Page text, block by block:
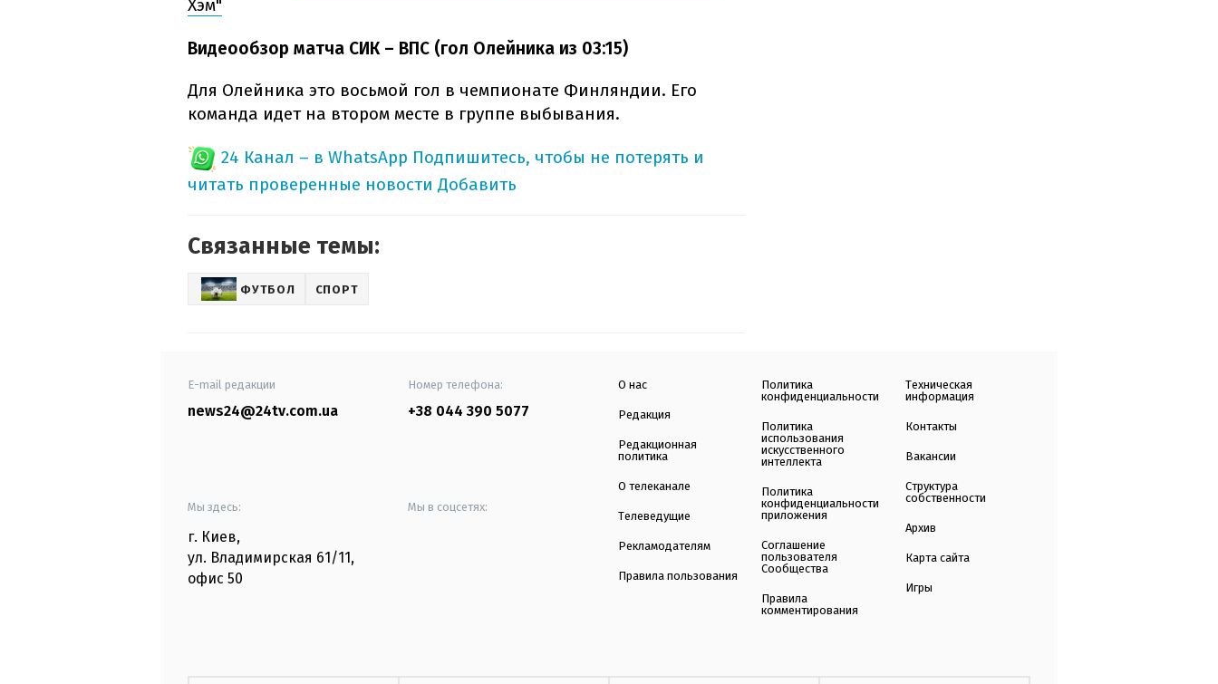
Хэм"
Видеообзор матча СИК – ВПС (гол Олейника из 03:15)
Для Олейника это восьмой гол в чемпионате Финляндии. Его
команда идет на втором месте в группе выбывания.
24 Канал – в WhatsApp Подпишитесь, чтобы не потерять и
читать проверенные новости Добавить
Связанные темы:
ФУТБОЛ СПОРТ
E-mail редакции
news24@24tv.com.ua
Номер телефона:
+38 044 390 5077
Мы здесь:
г. Киев,
ул. Владимирская 61/11,
офис 50
Мы в соцсетях:
О нас
Редакция
Редакционная
политика
О телеканале
Телеведущие
Рекламодателям
Правила пользования
Политика
конфиденциальности
Политика
использования
искусственного
интеллекта
Политика
конфиденциальности
приложения
Соглашение
пользователя
Сообщества
Правила
комментирования
Техническая
информация
Контакты
Вакансии
Структура
собственности
Архив
Карта сайта
Игры